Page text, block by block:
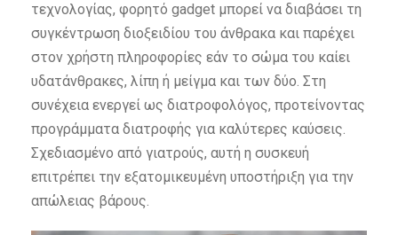
τεχνολογίας, φορητό gadget μπορεί να διαβάσει τη
συγκέντρωση διοξειδίου του άνθρακα και παρέχει
στον χρήστη πληροφορίες εάν το σώμα του καίει
υδατάνθρακες, λίπη ή μείγμα και των δύο. Στη
συνέχεια ενεργεί ως διατροφολόγος, προτείνοντας
προγράμματα διατροφής για καλύτερες καύσεις.
Σχεδιασμένο από γιατρούς, αυτή η συσκευή
επιτρέπει την εξατομικευμένη υποστήριξη για την
απώλειας βάρους.